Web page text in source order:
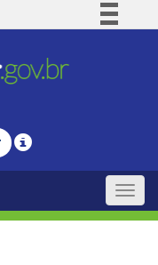
Comunica BR
Legislação
Toggle